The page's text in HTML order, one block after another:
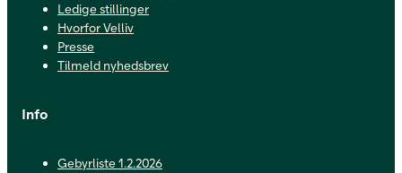
Ledige stillinger
Hvorfor Velliv
Presse
Tilmeld nyhedsbrev
Info
Gebyrliste 1.2.2026